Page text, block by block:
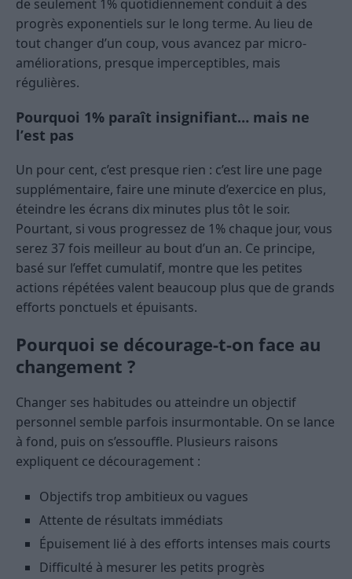
de seulement 1% quotidiennement conduit à des
progrès exponentiels sur le long terme. Au lieu de
tout changer d’un coup, vous avancez par micro-
améliorations, presque imperceptibles, mais
régulières.
Pourquoi 1% paraît insignifiant… mais ne
l’est pas
Un pour cent, c’est presque rien : c’est lire une page
supplémentaire, faire une minute d’exercice en plus,
éteindre les écrans dix minutes plus tôt le soir.
Pourtant, si vous progressez de 1% chaque jour, vous
serez 37 fois meilleur au bout d’un an. Ce principe,
basé sur l’effet cumulatif, montre que les petites
actions répétées valent beaucoup plus que de grands
efforts ponctuels et épuisants.
Pourquoi se décourage-t-on face au
changement ?
Changer ses habitudes ou atteindre un objectif
personnel semble parfois insurmontable. On se lance
à fond, puis on s’essouffle. Plusieurs raisons
expliquent ce découragement :
Objectifs trop ambitieux ou vagues
Attente de résultats immédiats
Épuisement lié à des efforts intenses mais courts
Difficulté à mesurer les petits progrès